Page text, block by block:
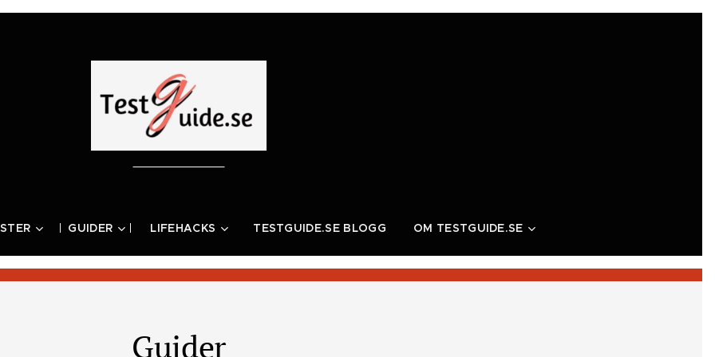
GUIDER LIFEHACKS TESTGUIDE.SE BLOGG OM TESTGUIDE.SE
Guider